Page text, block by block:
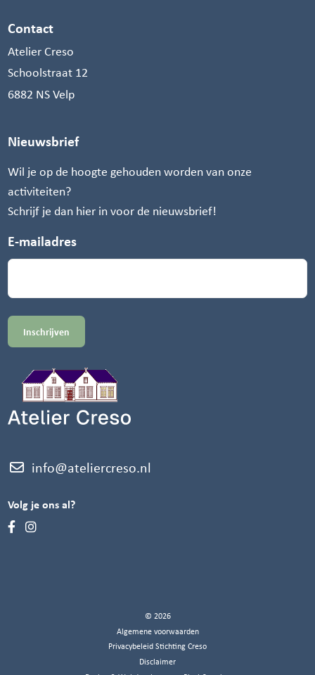
Contact
Atelier Creso
Schoolstraat 12
6882 NS Velp
Nieuwsbrief
Wil je op de hoogte gehouden worden van onze
activiteiten?
Schrijf je dan hier in voor de nieuwsbrief!
E-mailadres
info@ateliercreso.nl
Volg je ons al?
© 2026
Algemene voorwaarden
Privacybeleid Stichting Creso
Disclaimer